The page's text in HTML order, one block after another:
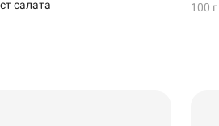
салата
100 г